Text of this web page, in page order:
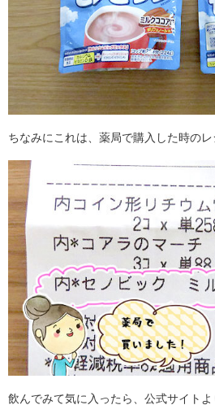
ちなみにこれは、薬局で購入した時のレ
飲んでみて気に入ったら、公式サイト